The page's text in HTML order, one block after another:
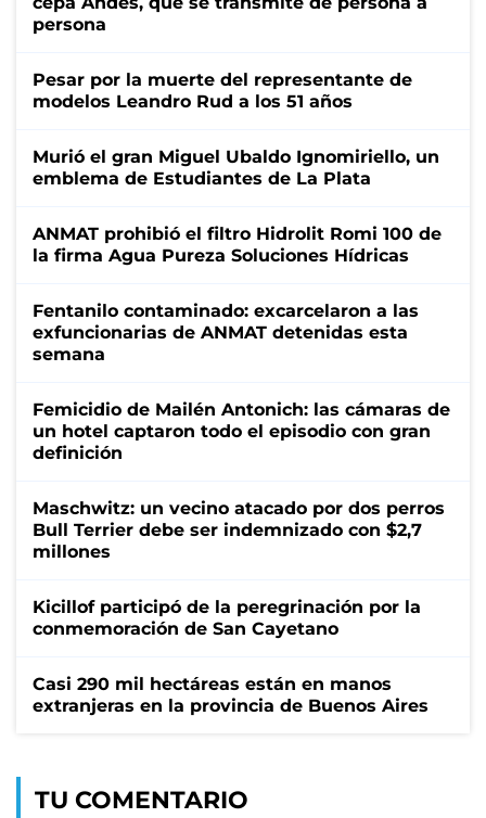
persona
Pesar por la muerte del representante de
modelos Leandro Rud a los 51 años
Murió el gran Miguel Ubaldo Ignomiriello, un
emblema de Estudiantes de La Plata
ANMAT prohibió el filtro Hidrolit Romi 100 de
la firma Agua Pureza Soluciones Hídricas
Fentanilo contaminado: excarcelaron a las
exfuncionarias de ANMAT detenidas esta
semana
Femicidio de Mailén Antonich: las cámaras de
un hotel captaron todo el episodio con gran
definición
Maschwitz: un vecino atacado por dos perros
Bull Terrier debe ser indemnizado con $2,7
millones
Kicillof participó de la peregrinación por la
conmemoración de San Cayetano
Casi 290 mil hectáreas están en manos
extranjeras en la provincia de Buenos Aires
TU COMENTARIO